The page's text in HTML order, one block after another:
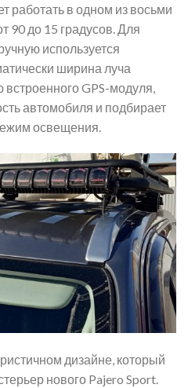
работать в одном из восьми
90 до 15 градусов. Для
используется
ширина луча
GPS-модуля,
автомобиля и подбирает
освещения.
дизайне, который
нового Pajero Sport.